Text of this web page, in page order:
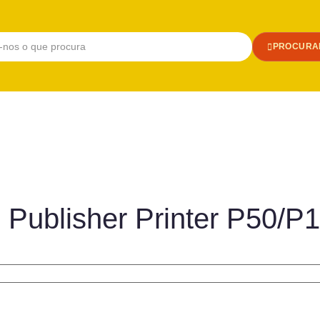
Printer P50/